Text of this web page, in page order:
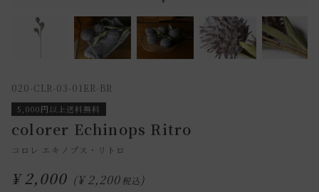
020-CLR-03-01ER-BR
5,000円以上送料無料
colorer Echinops Ritro
コロレ エキノプス・リトロ
¥ 2,000 ¥ 2,200税込